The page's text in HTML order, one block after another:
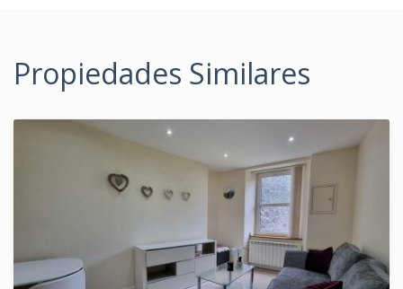
Propiedades Similares